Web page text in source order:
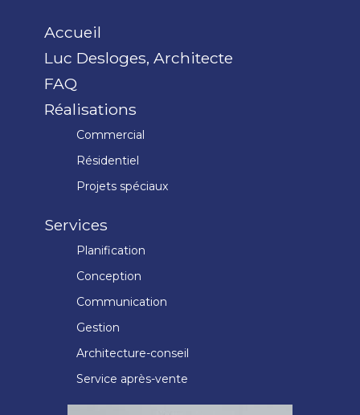
Accueil
Luc Desloges, Architecte
FAQ
Réalisations
Commercial
Résidentiel
Projets spéciaux
Services
Planification
Conception
Communication
Gestion
Architecture-conseil
Service après-vente